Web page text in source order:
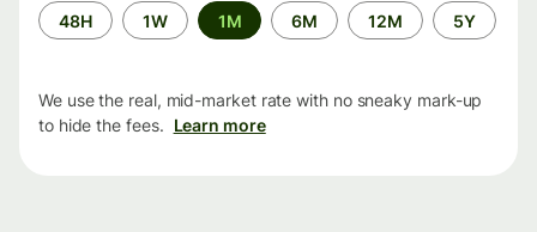
Time
period
48H 1W 1M 6M 12M 5Y
We use the real, mid-market rate with no sneaky mark-up
to hide the fees. Learn more